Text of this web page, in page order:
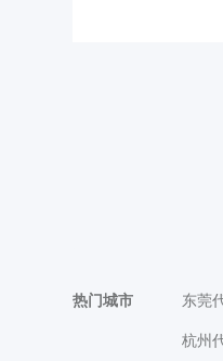
热门城市 东莞
杭州